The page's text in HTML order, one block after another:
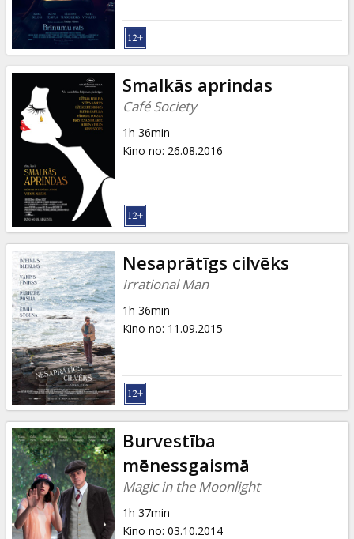
Smalkās aprindas
Café Society
1h 36min
Kino no: 26.08.2016
Nesaprātīgs cilvēks
Irrational Man
1h 36min
Kino no: 11.09.2015
Burvestība
mēnessgaismā
Magic in the Moonlight
1h 37min
Kino no: 03.10.2014